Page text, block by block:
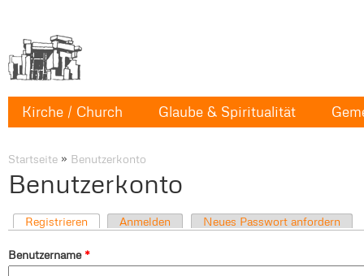
Kirche / Church Glaube & Spiritualität
Startseite » Benutzerkonto
Benutzerkonto
Registrieren Anmelden Neues Passwort anfordern
Benutzername *